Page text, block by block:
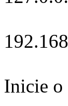
Inicie o